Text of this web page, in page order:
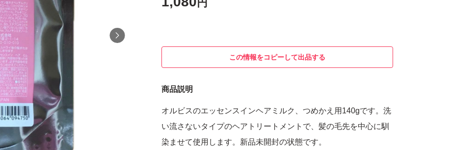
円
この情報をコピーして出品する
商品説明
オルビスのエッセンスインヘアミルク、つめかえ用140gです。洗
い流さないタイプのヘアトリートメントで、髪の毛先を中心に馴
染ませて使用します。新品未開封の状態です。